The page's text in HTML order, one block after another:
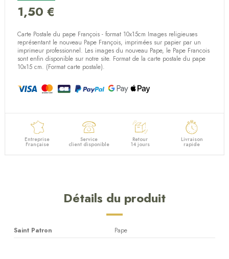
(1 avis)
1,50 €
Carte Postale du pape François - format 10x15cm Images religieuses
représentant le nouveau Pape François, imprimées sur papier par un
imprimeur professionnel. Les images du nouveau Pape, le Pape Francois
sont enfin disponible sur notre site. Format de la carte postale du pape
10x15 cm. (Format carte postale).
Entreprise
Française
Service
client disponible
Retour
14 jours
Livraison
rapide
Détails du produit
Saint Patron Pape